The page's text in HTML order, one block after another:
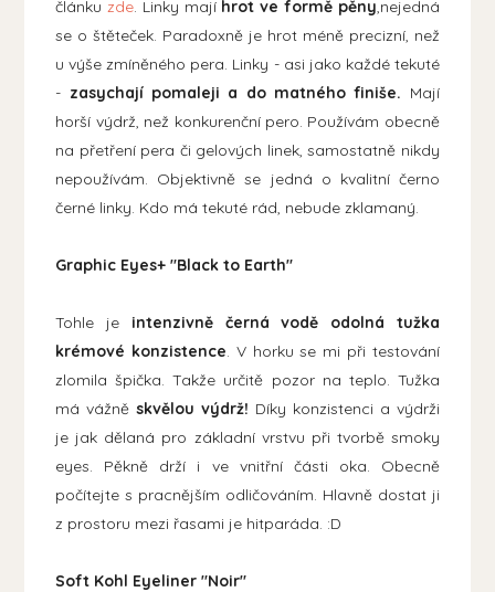
článkuzde. Linky mají hrot ve formě pěny,nejedná
se o štěteček. Paradoxně je hrot méně precizní, než
u výše zmíněného pera. Linky - asi jako každé tekuté
- zasychají pomaleji a do matného finiše. Mají
horší výdrž, než konkurenční pero. Používám obecně
na přetření pera či gelových linek, samostatně nikdy
nepoužívám. Objektivně se jedná o kvalitní černo
černé linky. Kdo má tekuté rád, nebude zklamaný.
Graphic Eyes+ "Black to Earth"
Tohle je intenzivně černá vodě odolná tužka
krémové konzistence. V horku se mi při testování
zlomila špička. Takže určitě pozor na teplo. Tužka
má vážněskvělou výdrž! Díky konzistenci a výdrži
je jak dělaná pro základní vrstvu při tvorbě smoky
eyes. Pěkně drží i ve vnitřní části oka. Obecně
počítejte s pracnějším odličováním. Hlavně dostat ji
z prostoru mezi řasami je hitparáda. :D
Soft Kohl Eyeliner "Noir"